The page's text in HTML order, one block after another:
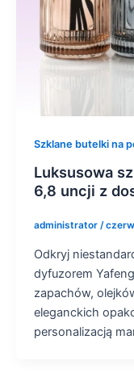
Szklane butelki na
Luksusowa
6,8 uncji z
administrator /
Odkryj
dyfuzorem
zapachów,
eleganckich
personalizacją